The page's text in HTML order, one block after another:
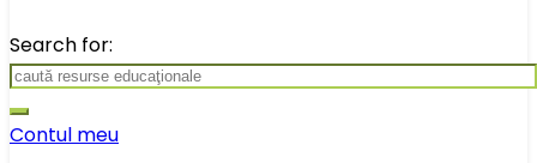
Search for:
Contul meu